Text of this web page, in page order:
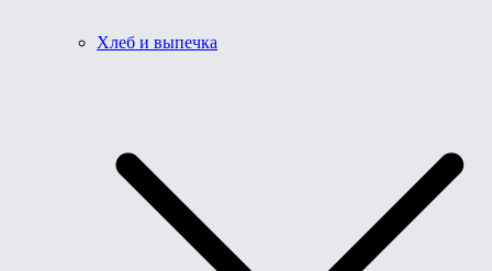
Хлеб и выпечка